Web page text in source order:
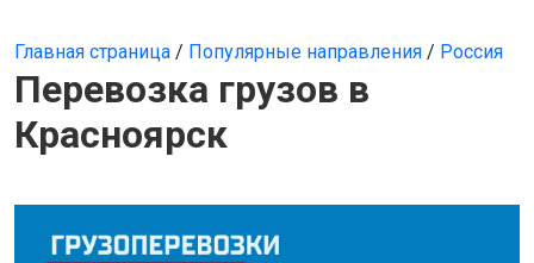
Главная страница / Популярные направления / Россия
Перевозка грузов в
Красноярск